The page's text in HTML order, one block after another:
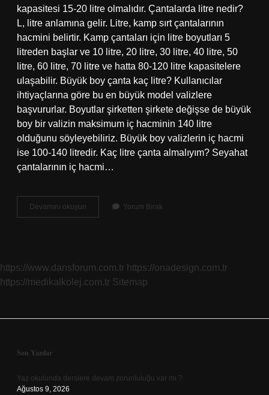
kapasitesi 15-20 litre olmalıdır. Çantalarda litre nedir?
L, litre anlamına gelir. Litre, kamp sırt çantalarının
hacmini belirtir. Kamp çantaları için litre boyutları 5
litreden başlar ve 10 litre, 20 litre, 30 litre, 40 litre, 50
litre, 60 litre, 70 litre ve hatta 80-120 litre kapasitelere
ulaşabilir. Büyük boy çanta kaç litre? Kullanıcılar
ihtiyaçlarına göre bu en büyük model valizlere
başvururlar. Boyutlar şirketten şirkete değişse de büyük
boy bir valizin maksimum iç hacminin 140 litre
olduğunu söyleyebiliriz. Büyük boy valizlerin iç hacmi
ise 100-140 litredir. Kaç litre çanta almalıyım? Seyahat
çantalarının iç hacmi…
Devamını okuyun
Litre
Yorum Bırak
https://www.dansforum.com.tr https://onadesign.com.tr
https://medikalkolej.com.tr Sitemap
Sidebar
Son Yazılar
Yaz okulunda derslere devam zorunluluğu var mı ?
Ağustos 9, 2026